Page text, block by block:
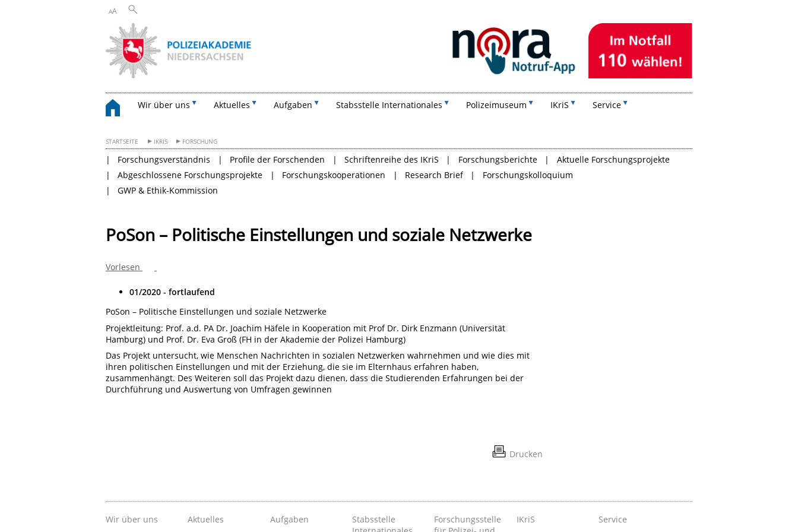
AA
Wir über uns Aktuelles Aufgaben Stabsstelle Internationales Polizeimuseum IKriS Service
STARTSEITE IKRIS FORSCHUNG
Forschungsverständnis Profile der Forschenden Schriftenreihe des IKriS Forschungsberichte
Aktuelle Forschungsprojekte
Abgeschlossene Forschungsprojekte
Forschungskooperationen Research Brief
Forschungskolloquium
GWP & Ethik-Kommission
PoSon – Politische Einstellungen und soziale Netzwerke
Vorlesen
01/2020 - fortlaufend
PoSon – Politische Einstellungen und soziale Netzwerke
Projektleitung: Prof. a.d. PA Dr. Joachim Häfele in Kooperation mit Prof Dr. Dirk Enzmann (Universität
Hamburg) und Prof. Dr. Eva Groß (FH in der Akademie der Polizei Hamburg)
Das Projekt untersucht, wie Menschen Nachrichten in sozialen Netzwerken wahrnehmen und wie dies mit
ihren politischen Einstellungen und mit der Erziehung, die sie im Elternhaus erfahren haben,
zusammenhängt. Des Weiteren soll das Projekt dazu dienen, dass die Studierenden Erfahrungen bei der
Durchführung und Auswertung von Umfragen gewinnen
Drucken
Wir über uns Aktuelles Aufgaben
Stabsstelle
Forschungsstelle
IKriS Service